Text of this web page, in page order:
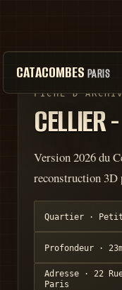
CATACOMBES PARIS
FICHE
CELLIER
Version 2026 du
reconstruction 3D
Quartier ·
Profondeur ·
Adresse · 22
Paris